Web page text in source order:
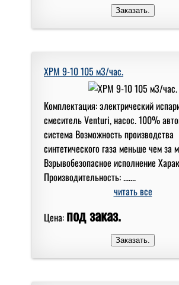
XPM 9-10 105 м3/час.
Комплектация: электрический
смеситель Venturi, насос. 100%
система Возможность производства
синтетического газа меньше чем за
Взрывобезопасное исполнение
Производительность: .......
читать все
Цена: под заказ.